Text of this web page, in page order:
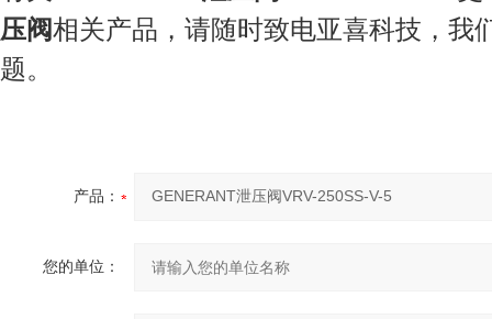
压阀相关产品，请随时致电亚喜科技，我
题。
产品：
您的单位：